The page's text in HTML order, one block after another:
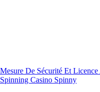
Mesure De Sécurité Et
Spinning Casino Spinny